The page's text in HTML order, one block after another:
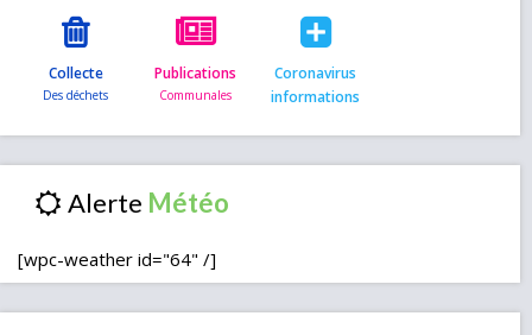
Collecte Publications
Coronavirus
informations
Alerte
[wpc-weather id="64" /]